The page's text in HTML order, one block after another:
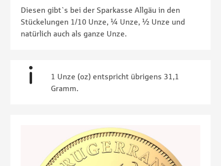
Diesen gibt`s bei der Sparkasse Allgäu in den
Stückelungen 1/10 Unze, ¼ Unze, ½ Unze und
natürlich auch als ganze Unze.
1 Unze (oz) entspricht übrigens 31,1
Gramm.